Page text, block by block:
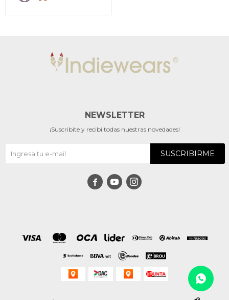
NEWSLETTER
¡Suscribite y recibí todas nuestras novedades!
SUSCRIBIRME
  